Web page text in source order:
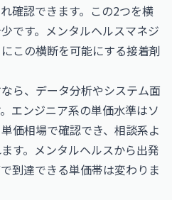
確認できます。この2つを横
です。メンタルヘルスマネジ
この横断を可能にする接着剤
ら、データ分析やシステム面
エンジニア系の単価水準はソ
価相場で確認でき、相談系よ
す。メンタルヘルスから出発
到達できる単価帯は変わりま